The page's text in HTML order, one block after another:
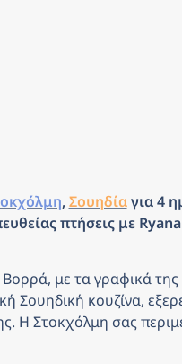
, Σουηδία για 4
πτήσεις με
με τα γραφικά της
Σουηδική κουζίνα,
Η Στοκχόλμη σας